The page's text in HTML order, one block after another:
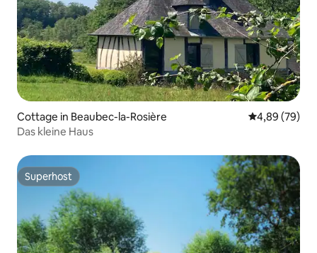
Cottage in Beaubec-la-Rosière
4,89 (79)
Das kleine Haus
Superhost
Superhost